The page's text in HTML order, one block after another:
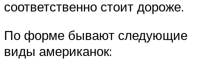
соответственно стоит дороже.
По форме бывают следующие
виды американок: